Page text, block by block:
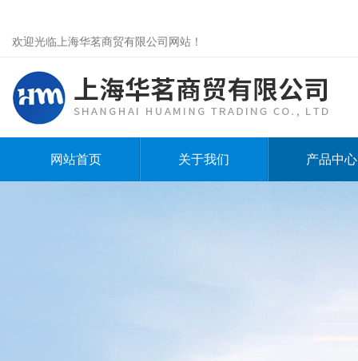
欢迎光临上海华茗商贸有限公司网站！
网站首页 关于我们 产品中心